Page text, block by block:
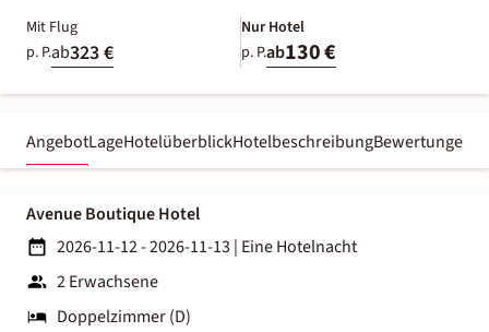
Mit Flug
p. P.ab323 €
Nur Hotel
p. P.ab130 €
AngebotLageHotelüberblickHotelbeschreibungBewertungen
Avenue Boutique Hotel
2026-11-12 - 2026-11-13 | Eine Hotelnacht
2 Erwachsene
Doppelzimmer (D)